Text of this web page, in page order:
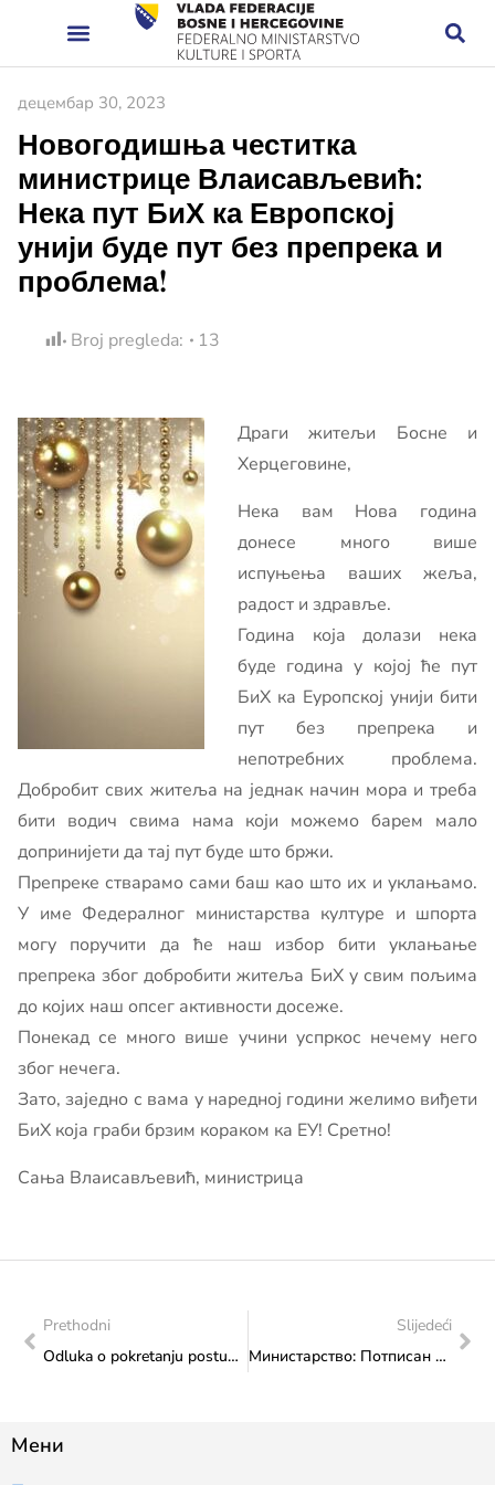
децембар 30, 2023
Новогодишња честитка
министрице Влаисављевић:
Нека пут БиХ ка Европској
унији буде пут без препрека и
проблема!
Broj pregleda: 13
Драги житељи Босне и
Херцеговине,
Нека вам Нова година
донесе много више
испуњења ваших жеља,
радост и здравље.
Година која долази нека
буде година у којој ће пут
БиХ ка Еуропској унији бити
пут без препрека и
непотребних проблема.
Добробит свих житеља на једнак начин мора и треба
бити водич свима нама који можемо барем мало
допринијети да тај пут буде што бржи.
Препреке стварамо сами баш као што их и уклањамо.
У име Федералног министарства културе и шпорта
могу поручити да ће наш избор бити уклањање
препрека због добробити житеља БиХ у свим пољима
до којих наш опсег активности досеже.
Понекад се много више учини успркос нечему него
због нечега.
Зато, заједно с вама у наредној години желимо виђети
БиХ која граби брзим кораком ка ЕУ! Сретно!
Сања Влаисављевић, министрица
Prethodni
Odluka o pokretanju postupka javne nabavke
Slijedeći
Министарство: Потписан уговор о финансирању припрема за наступ наше Лане Пудар на Олимпијским играма у Паризу 2024. године
Мени